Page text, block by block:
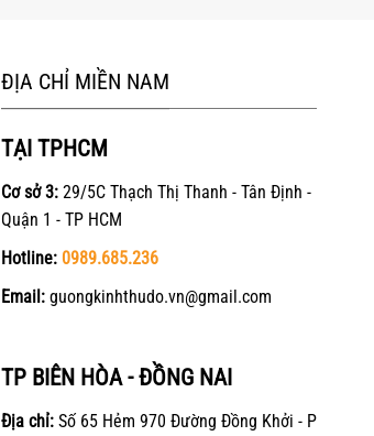
ĐỊA CHỈ MIỀN NAM
TẠI TPHCM
Cơ sở 3:29/5C Thạch Thị Thanh - Tân Định -
Quận 1 - TP HCM
Hotline: 0989.685.236
Email:guongkinhthudo.vn@gmail.com
TP BIÊN HÒA - ĐỒNG NAI
Địa chỉ:Số 65 Hẻm 970 Đường Đồng Khởi - P